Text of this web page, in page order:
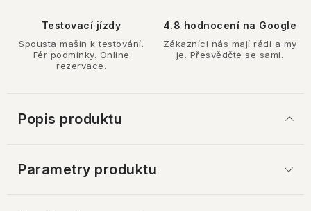
Testovací jízdy
Spousta mašin k testování.
Fér podmínky. Online
rezervace.
4.8 hodnocení na Google
Zákazníci nás mají rádi a my
je. Přesvědčte se sami.
Popis produktu
Parametry produktu